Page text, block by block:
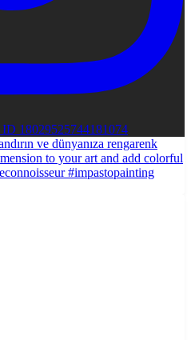
18029525744181074